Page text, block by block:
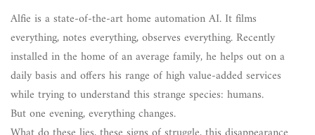
Alfie is a state-of-the-art home automation AI. It films
everything, notes everything, observes everything. Recently
installed in the home of an average family, he helps out on a
daily basis and offers his range of high value-added services
while trying to understand this strange species: humans.
But one evening, everything changes.